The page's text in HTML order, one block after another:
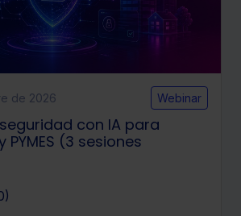
de 2026 Webinar
con IA para
(3 sesiones